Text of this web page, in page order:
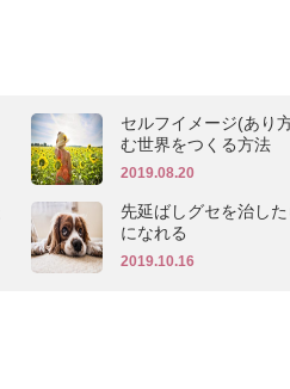
セルフイメージ(あり
む世界をつくる方法
2019.08.20
先延ばしグセを治し
になれる
2019.10.16